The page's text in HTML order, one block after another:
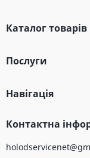
Каталог товарів
Послуги
Навігація
Контактна